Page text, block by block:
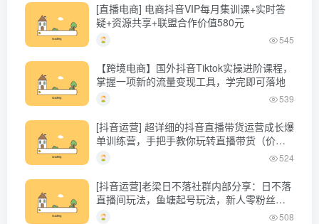
[直播电商] 电商抖音VIP每月集训课+实时答
疑+资源共享+联盟合作价值580元
545
【跨境电商】国外抖音Tiktok实操进阶课程，
掌握一项新的流量变现工具，学完即可落地
539
[抖音运营] 超详细的抖音直播带货运营成长爆
单训练营，手把手教你玩转直播带货（价值
4980元）
524
[抖音运营]老梁日不落社群内部分享：日不落
直播间玩法，鱼塘起号玩法，新人零粉丝平
播起号
508